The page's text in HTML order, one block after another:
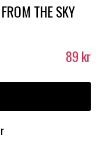
THE SKY
89 kr